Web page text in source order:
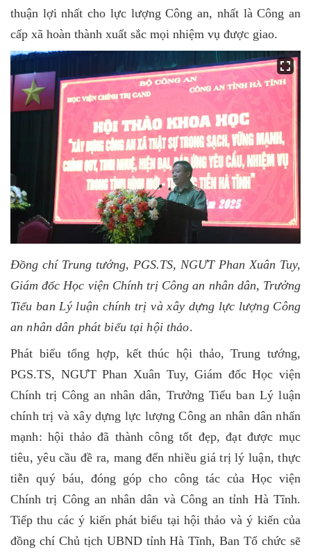
thuận lợi nhất cho lực lượng Công an, nhất là Công an
cấp xã hoàn thành xuất sắc mọi nhiệm vụ được giao.
Đồng chí Trung tướng, PGS.TS, NGƯT Phan Xuân Tuy,
Giám đốc Học viện Chính trị Công an nhân dân, Trưởng
Tiểu ban Lý luận chính trị và xây dựng lực lượng Công
an nhân dân phát biểu tại hội thảo.
Phát biểu tổng hợp, kết thúc hội thảo, Trung tướng,
PGS.TS, NGƯT Phan Xuân Tuy, Giám đốc Học viện
Chính trị Công an nhân dân, Trưởng Tiểu ban Lý luận
chính trị và xây dựng lực lượng Công an nhân dân nhấn
mạnh: hội thảo đã thành công tốt đẹp, đạt được mục
tiêu, yêu cầu đề ra, mang đến nhiều giá trị lý luận, thực
tiễn quý báu, đóng góp cho công tác củaHọc viện
Chính trị Công an nhân dân và Công an tỉnh Hà Tĩnh.
Tiếp thu các ý kiến phát biểu tại hội thảo và ý kiến của
đồng chí Chủ tịch UBND tỉnh Hà Tĩnh, Ban Tổ chức sẽ